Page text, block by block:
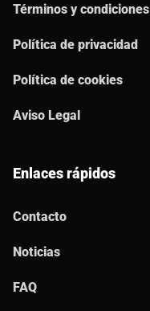
Términos y condiciones
Política de privacidad
Política de cookies
Aviso Legal
Enlaces rápidos
Contacto
Noticias
FAQ